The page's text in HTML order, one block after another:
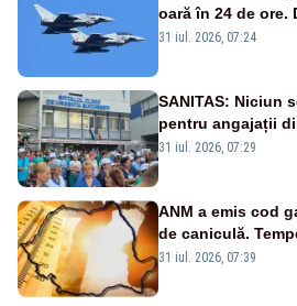
oară în 24 de ore.
Eurofighter
31 iul. 2026, 07:24
SANITAS: Niciun
pentru angajații
Legii salarizării
31 iul. 2026, 07:29
ANM a emis cod
de caniculă.
de grade, iar
31 iul. 2026, 07:39